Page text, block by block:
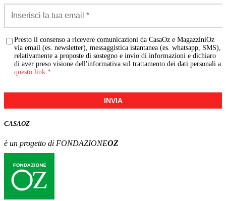
Presto il consenso a ricevere comunicazioni da CasaOz e MagazziniOz
via email (es. newsletter), messaggistica istantanea (es. whatsapp, SMS),
relativamente a proposte di sostegno e invio di informazioni e dichiaro
di aver preso visione dell'informativa sul trattamento dei dati personali a
questo link *
INVIA
CASAOZ
è un progetto di FONDAZIONEOZ